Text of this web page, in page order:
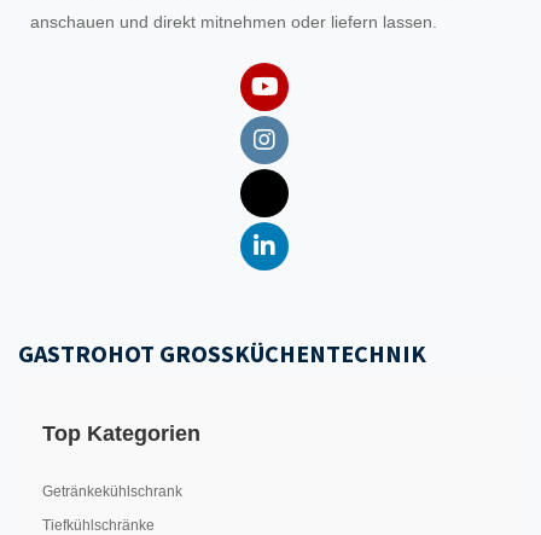
anschauen und direkt mitnehmen oder liefern lassen.
GASTROHOT GROSSKÜCHENTECHNIK
Top Kategorien
Getränkekühlschrank
Tiefkühlschränke